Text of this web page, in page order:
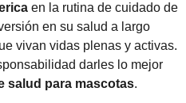
en la rutina de cuidado de
en su salud a largo
vivan vidas plenas y activas.
darles lo mejor
salud para mascotas.